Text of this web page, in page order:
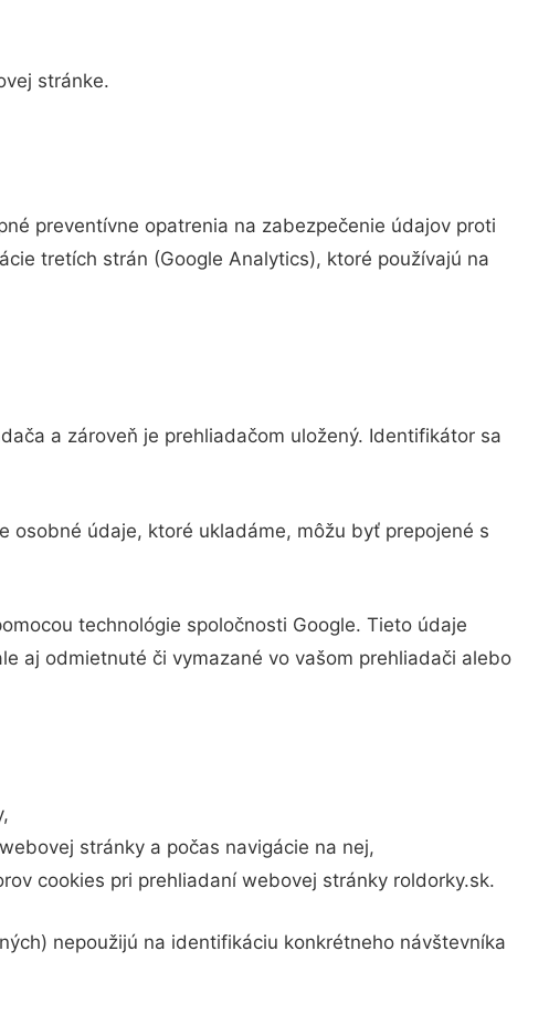
stránke.
preventívne opatrenia na zabezpečenie údajov proti
tretích strán (Google Analytics), ktoré používajú na
a zároveň je prehliadačom uložený. Identifikátor sa
osobné údaje, ktoré ukladáme, môžu byť prepojené s
technológie spoločnosti Google. Tieto údaje
aj odmietnuté či vymazané vo vašom prehliadači alebo
stránky a počas navigácie na nej,
cookies pri prehliadaní webovej stránky roldorky.sk.
nepoužijú na identifikáciu konkrétneho návštevníka